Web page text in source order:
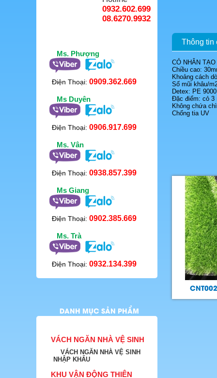
0932.602.699
08.6270.9932
Ms. Phượng
Điện Thoại: 0909.362.669
Ms Duyên
Điện Thoại: 0906.917.699
Ms. Vân
Điện Thoại: 0938.857.399
Ms Giang
Điện Thoại: 0902.385.669
Ms. Trà
Điện Thoại: 0932.134.399
DANH MỤC SẢN PHẨM
VÁCH NGĂN NHÀ VỆ SINH
VÁCH NGĂN NHÀ VỆ SINH
NHẬP KHẨU
KHU VẬN ĐỘNG THIÊN
Thông tin
CỎ NHÂN
Chiều cao:
Khoảng cách
Số mũi khâu/
Detex: PE 9000
Đặc điểm: cỏ 3
Không chứa
Chống tia UV